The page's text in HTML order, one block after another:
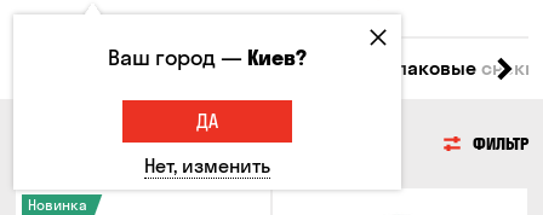
Чипсы Гренки и Сухарики Злаковые снеки
ГРЕНКИ И СУХАРИКИ ФИЛЬТР
Новинка
Ваш город —Киев?
ДА
Нет, изменить